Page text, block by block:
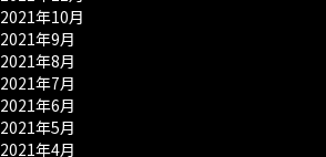
2021年10月
2021年9月
2021年8月
2021年7月
2021年6月
2021年5月
2021年4月